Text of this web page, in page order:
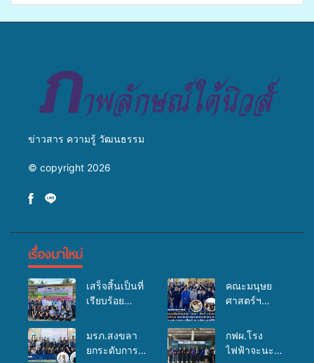
ข่าวสาร ความรู้ วัฒนธรรม
© copyright 2026
เรื่องมาใหม่
เสร็จสิ้นเป็นที่
เรียบร้อย
เคลื่อนที่
คณะมนุษย
ศาสตร์ฯ
จัดอบรมเสริม
ศักยภาพ
มรภ.สงขลา
ยกระดับการ
กฟผ.โรง
ไฟฟ้าจะนะ